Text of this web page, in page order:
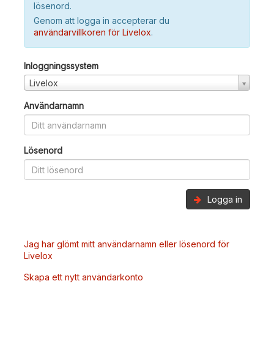
lösenord.
Genom att logga in accepterar du
användarvillkoren för Livelox.
Inloggningssystem
Livelox
Användarnamn
Lösenord
Logga in
Jag har glömt mitt användarnamn eller lösenord för
Livelox
Skapa ett nytt användarkonto